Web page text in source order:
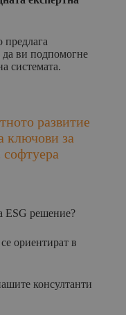
предлага
да ви подпомогне
системата.
развитие
ключови за
софтуера
ESG решение?
ориентират в
консултанти